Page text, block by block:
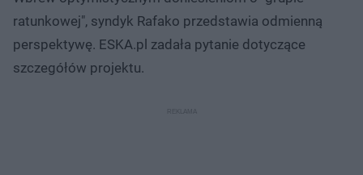
ratunkowej", syndyk Rafako przedstawia odmienną
perspektywę. ESKA.pl zadała pytanie dotyczące
szczegółów projektu.